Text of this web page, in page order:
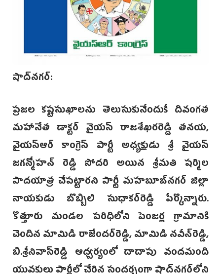
షాద్‌నగర్:
ప్రజల కష్టసుఖాలను తెలుసుకునేందుకే దివంగత
మహానేత డాక్టర్ వైయస్ రాజశేఖరరెడ్డి తనయ,
వైయస్ఆర్ కాంగ్రెస్ పార్టీ అధ్యక్షుడు శ్రీ వైయస్
జగన్మోహన్‌ రెడ్డి సోదరి అయిన శ్రీమతి షర్మిల
పాదయాత్ర చేపట్టారని పార్టీ మహబూబ్‌నగర్ జిల్లా
నాయకుడు బొబ్బిలి సుధాకర్‌రెడ్డి పేర్కొన్నారు.
కొత్తూరు మండల పరిధిలోని పెంజర్ల గ్రామానికి
చెందిన మామిడి రాజేందర్‌రెడ్డి, మామిడి నవీన్‌రెడ్డి,
బి.శ్రీనివాస్‌రెడ్డి ఆధ్వర్యంలో దాదాపు వందమంది